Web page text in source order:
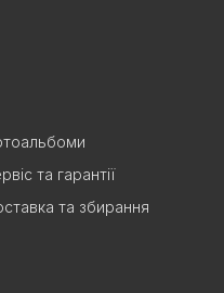
та гарантії
та збирання